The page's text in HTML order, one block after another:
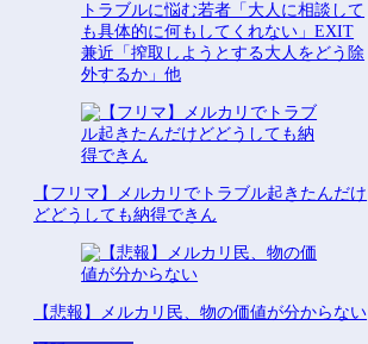
トラブルに悩む若者「大人に相談して
も具体的に何もしてくれない」EXIT
兼近「搾取しようとする大人をどう除
外するか」他
【フリマ】メルカリでトラブル起きたんだけ
どどうしても納得できん
【悲報】メルカリ民、物の価値が分からない